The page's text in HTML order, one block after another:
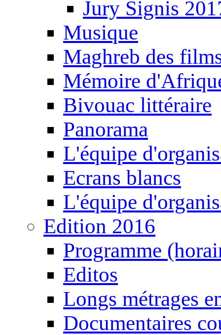
Jury Signis
Musique
Maghreb des
Mémoire
Bivouac littéraire
Panorama
L'équipe
Ecrans blancs
L'équipe
Edition 2016
Programme
Editos
Longs métrages
Documentaires